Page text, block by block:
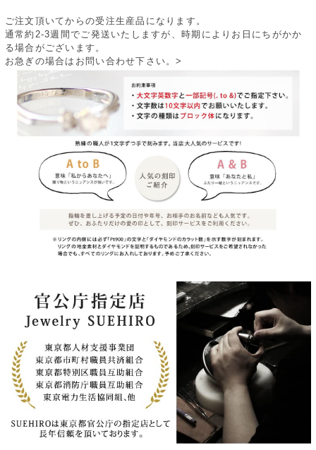
ご注文頂いてからの受注生産品になります。
通常約2-3週間でご発送いたしますが、時期によりお日にちがかか
る場合がございます。
お急ぎの場合はお問い合わせ下さい。>